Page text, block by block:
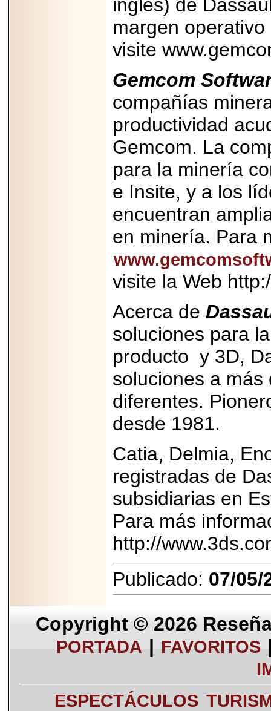
inglés) de
margen
visite
Gemcom
compañías
productividad
Gemcom. La
para la minería
e Insite, y a los
encuentran
en minería. Para
visite la Web
Acerca de
soluciones para
producto y 3D,
soluciones a
diferentes.
desde 1981.
Catia, Delmia,
registradas de
subsidiarias en
Para más
http://
Publicado: 07/05/
Copyright © 2026
PORTADA | FAVORITOS
ESPECTÁCULOS